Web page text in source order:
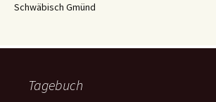
Schwäbisch Gmünd
Tagebuch